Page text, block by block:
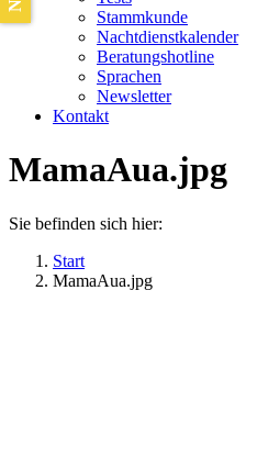
Stammkunde
Nachtdienstkalender
Beratungshotline
Sprachen
Newsletter
Kontakt
MamaAua.jpg
Sie befinden sich hier:
Start
MamaAua.jpg